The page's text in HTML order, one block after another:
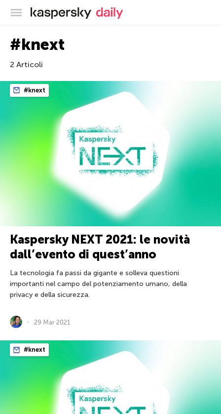
Blog ufficiale di Kaspersky
#knext
2 Articoli
#knext
Kaspersky NEXT 2021: le novità
dall’evento di quest’anno
La tecnologia fa passi da gigante e solleva questioni
importanti nel campo del potenziamento umano, della
privacy e della sicurezza.
29 Mar 2021
#knext